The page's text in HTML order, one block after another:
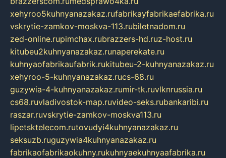
xehyroo5kuhnyanazakaz.rufabrikayfabrikaefabrika.ru
vskrytie-zamkov-moskva-113.rubiletnadom.ru
zed-online.rupimchax.rubrazzers-hd.ruz-host.ru
kitubeu2kuhnyanazakaz.runaperekate.ru
kuhnyaofabrikaufabrik.rukitubeu-2-kuhnyanazakaz.ru
xehyroo-5-kuhnyanazakaz.rucs-68.ru
guzywia-4-kuhnyanazakaz.rumir-tk.ruvlknrussia.ru
cs68.ruvladivostok-map.ruvideo-seks.rubankaribi.ru
raszar.ruvskrytie-zamkov-moskva113.ru
lipetsktelecom.rutovudyi4kuhnyanazakaz.ru
seksuzb.ruguzywia4kuhnyanazakaz.ru
fabrikaofabrikaokuhny.rukuhnyaekuhnyaafabrika.ru